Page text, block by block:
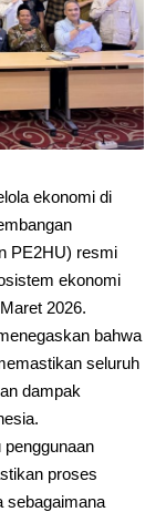
ekonomi di
PE2HU) resmi
ekonomi
2026.
bahwa
seluruh
dampak
penggunaan
proses
sebagaimana